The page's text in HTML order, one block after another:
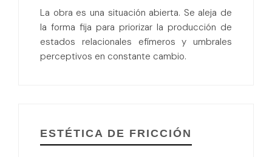
La obra es una situación abierta. Se aleja de
la forma fija para priorizar la producción de
estados relacionales efímeros y umbrales
perceptivos en constante cambio.
ESTÉTICA DE FRICCIÓN